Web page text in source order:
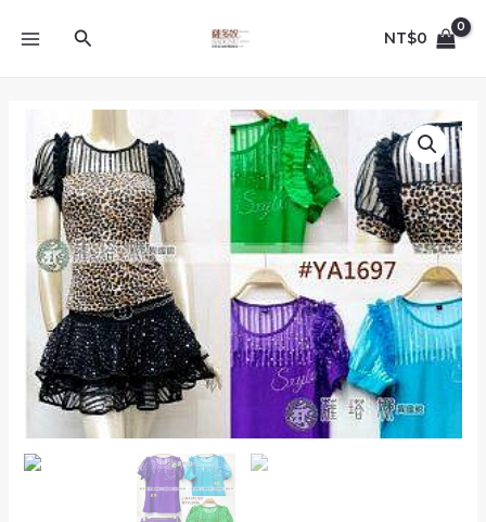
搜
NT$0
色
_YA1697_
前
燙
點
網
英
文